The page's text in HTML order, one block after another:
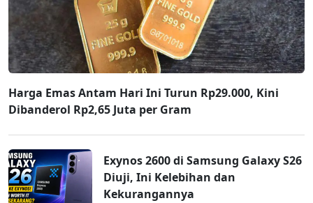
Harga Emas Antam Hari Ini Turun Rp29.000, Kini
Dibanderol Rp2,65 Juta per Gram
Exynos 2600 di Samsung Galaxy S26
Diuji, Ini Kelebihan dan
Kekurangannya